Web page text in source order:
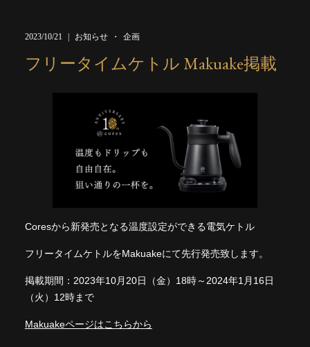
2023/10/21 お知らせ 企画
フリータイムケトル Makuake掲載
Coresから新発売となる温度設定ができる電気ケトル
フリータイムケトルをMakuakeにて先行発売致します。
掲載期間：2023年10月20日（金）18時～2024年1月16日
（火）12時まで
Makuakeページはこちらから